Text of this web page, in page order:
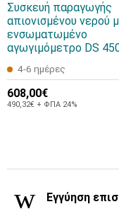
Συσκευή παραγωγής
απιονισμένου νερού
ενσωματωμένο
αγωγιμόμετρο DS
4-6 ημέρες
608,00€
490,32€ + ΦΠΑ 24%
Εγγύηση